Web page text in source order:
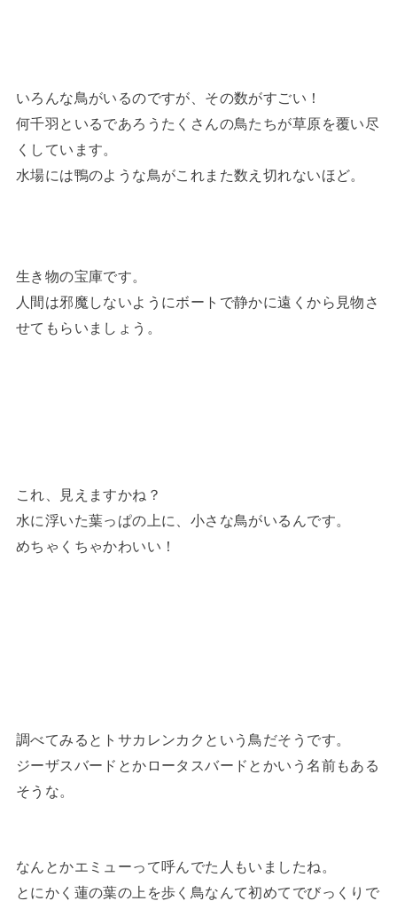
いろんな鳥がいるのですが、その数がすごい！
何千羽といるであろうたくさんの鳥たちが草原を覆い尽
くしています。
水場には鴨のような鳥がこれまた数え切れないほど。
生き物の宝庫です。
人間は邪魔しないようにボートで静かに遠くから見物さ
せてもらいましょう。
これ、見えますかね？
水に浮いた葉っぱの上に、小さな鳥がいるんです。
めちゃくちゃかわいい！
調べてみるとトサカレンカクという鳥だそうです。
ジーザスバードとかロータスバードとかいう名前もある
そうな。
なんとかエミューって呼んでた人もいましたね。
とにかく蓮の葉の上を歩く鳥なんて初めてでびっくりで